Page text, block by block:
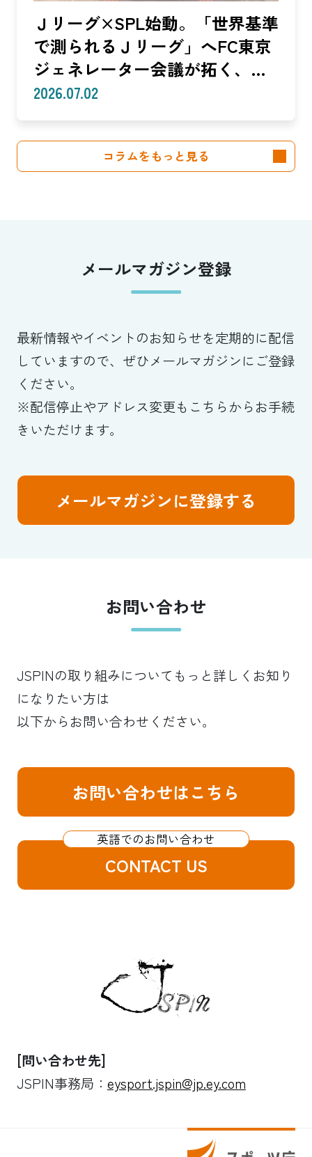
Ｊリーグ×SPL始動。「世界基準
で測られるＪリーグ」へFC東京
ジェネレーター会議が拓く、
「社会価値」を投資言語に変え
話」を「説明できる成果」に。
クラブは「社会実装」のハブへ
2026.07.02
コラムをもっと見る
メールマガジン登録
最新情報やイベントのお知らせを定期的に配信
していますので、ぜひメールマガジンにご登録
ください。
※配信停止やアドレス変更もこちらからお手続
きいただけます。
メールマガジンに登録する
お問い合わせ
JSPINの取り組みについてもっと詳しくお知り
になりたい方は
以下からお問い合わせください。
お問い合わせはこちら
CONTACT US
[問い合わせ先]
JSPIN事務局： eysport.jspin@jp.ey.com